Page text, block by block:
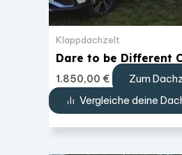
Klappdachzelt
Dare to be Different
1.850,00 €
Zum
Vergleiche deine